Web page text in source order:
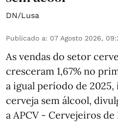
DN/Lusa
Publicado a: 07 Agosto 2026,
As vendas do setor
cresceram 1,67% no
a igual período de 2025,
cerveja sem álcool,
a APCV - Cervejeiros